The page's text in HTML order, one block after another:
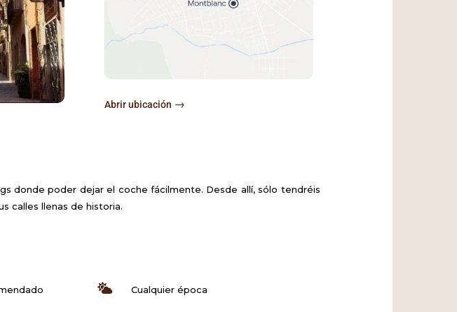
Abrir ubicación →
donde poder dejar el coche fácilmente. Desde allí, sólo tendréis
calles llenas de historia.
Cualquier época